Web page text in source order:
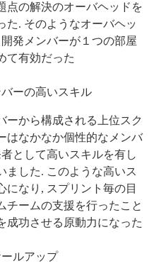
点の解決のオーバヘッドを
た. そのようなオーバヘッ
発メンバーが１つの部屋
て有効だった
ーの高いスキル
ーから構成される上位スク
はなかなか個性的なメンバ
として高いスキルを有し
ました. このような高いス
になり, スプリント毎の目
チームの支援を行ったこと
成功させる原動力になった
ルアップ